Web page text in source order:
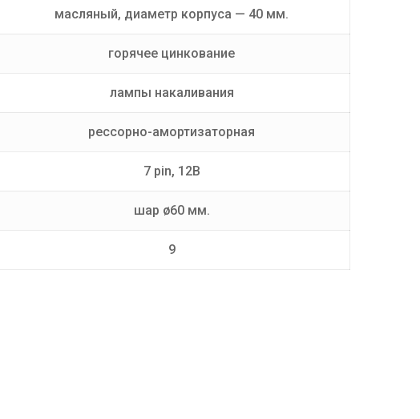
масляный, диаметр корпуса — 40 мм.
горячее цинкование
лампы накаливания
рессорно-амортизаторная
7 pin, 12В
шар ø60 мм.
9